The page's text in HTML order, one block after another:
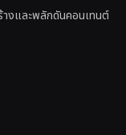
งและพลักดันคอนเทนต์